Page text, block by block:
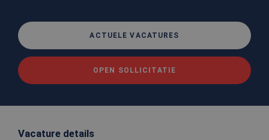
ACTUELE VACATURES
OPEN SOLLICITATIE
Vacature details